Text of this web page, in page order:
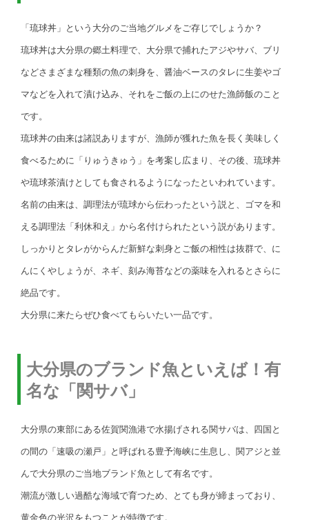
「琉球丼」という大分のご当地グルメをご存じでしょうか？
琉球丼は大分県の郷土料理で、大分県で捕れたアジやサバ、ブリ
などさまざまな種類の魚の刺身を、醤油ベースのタレに生姜やゴ
マなどを入れて漬け込み、それをご飯の上にのせた漁師飯のこと
です。
琉球丼の由来は諸説ありますが、漁師が獲れた魚を長く美味しく
食べるために「りゅうきゅう」を考案し広まり、その後、琉球丼
や琉球茶漬けとしても食されるようになったといわれています。
名前の由来は、調理法が琉球から伝わったという説と、ゴマを和
える調理法「利休和え」から名付けられたという説があります。
しっかりとタレがからんだ新鮮な刺身とご飯の相性は抜群で、に
んにくやしょうが、ネギ、刻み海苔などの薬味を入れるとさらに
絶品です。
大分県に来たらぜひ食べてもらいたい一品です。
大分県のブランド魚といえば！有
名な「関サバ」
大分県の東部にある佐賀関漁港で水揚げされる関サバは、四国と
の間の「速吸の瀬戸」と呼ばれる豊予海峡に生息し、関アジと並
んで大分県のご当地ブランド魚として有名です。
潮流が激しい過酷な海域で育つため、とても身が締まっており、
黄金色の光沢をもつことが特徴です。